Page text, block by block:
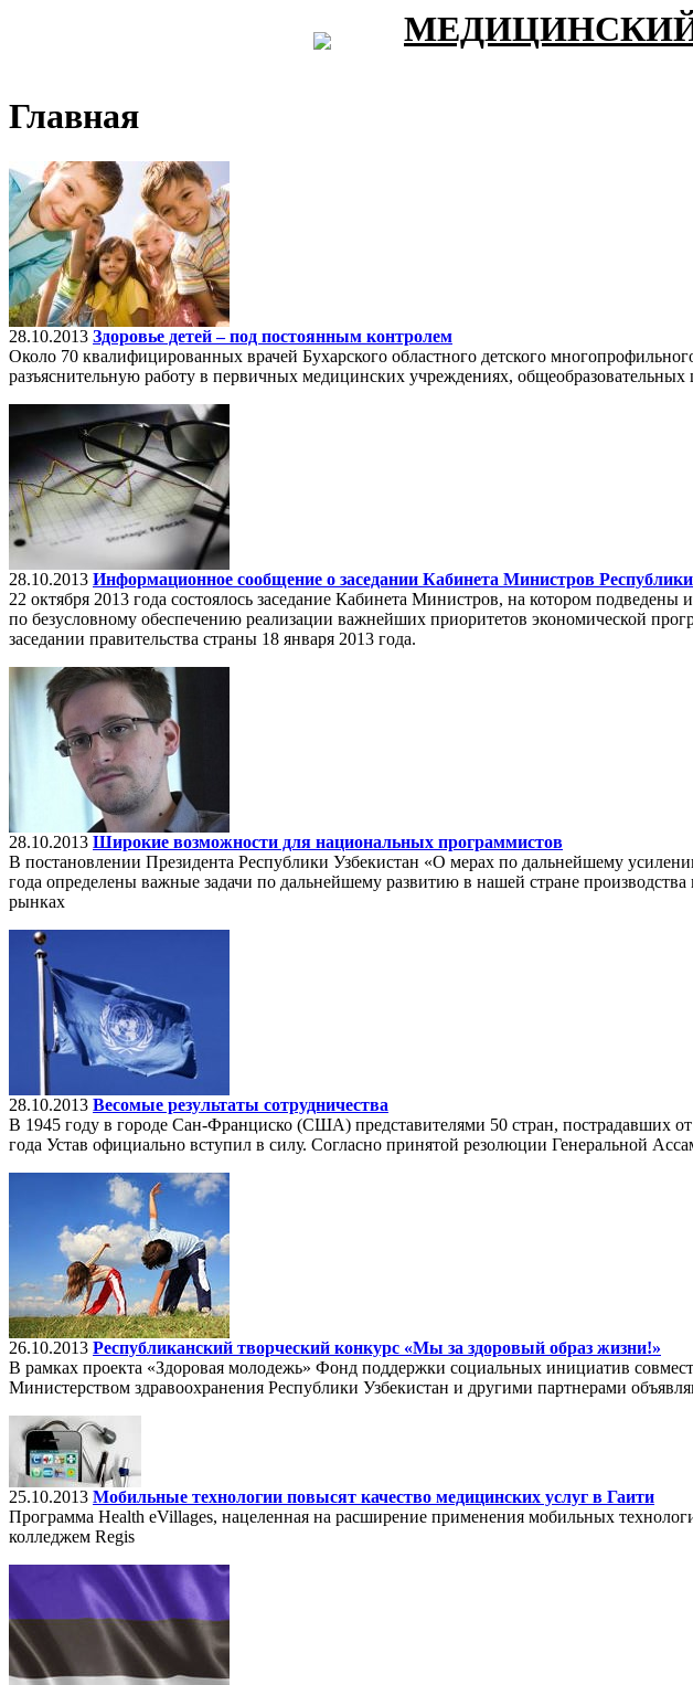
Главная
28.10.2013 Здоровье детей – под постоянным контролем
Около 70 квалифицированных врачей Бухарского областного детского
разъяснительную работу в первичных медицинских учреждениях,
28.10.2013 Информационное сообщение о заседании Кабинета Министров
22 октября 2013 года состоялось заседание Кабинета Министров, на котором
по безусловному обеспечению реализации важнейших приоритетов экономической
заседании правительства страны 18 января 2013 года.
28.10.2013 Широкие возможности для национальных программистов
В постановлении Президента Республики Узбекистан «О мерах по дальнейшему
года определены важные задачи по дальнейшему развитию в нашей стране
рынках
28.10.2013 Весомые результаты сотрудничества
В 1945 году в городе Сан-Франциско (США) представителями 50 стран, пострадавших
года Устав официально вступил в силу. Согласно принятой резолюции Генеральной
26.10.2013 Республиканский творческий конкурс «Мы за здоровый образ жизни!»
В рамках проекта «Здоровая молодежь» Фонд поддержки социальных инициатив
Министерством здравоохранения Республики Узбекистан и другими партнерами
25.10.2013 Мобильные технологии повысят качество медицинских услуг в Гаити
Программа Health eVillages, нацеленная на расширение применения мобильных
колледжем Regis